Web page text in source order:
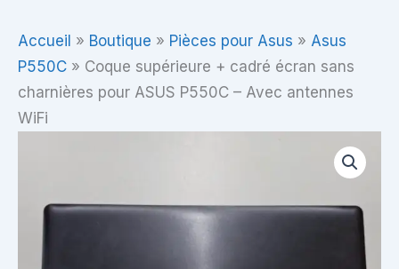
Accueil » Boutique » Pièces pour Asus » Asus
P550C » Coque supérieure + cadré écran sans
charnières pour ASUS P550C – Avec antennes
WiFi